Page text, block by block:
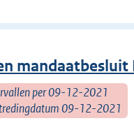
mandaatbesluit
per 09-12-2021
09-12-2021